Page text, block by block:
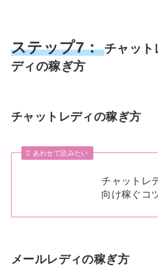
ステップ7： チャット
ディの稼ぎ方
チャットレディの稼ぎ方
あわせて読みたい
チャットレ
向け稼ぐコ
メールレディの稼ぎ方